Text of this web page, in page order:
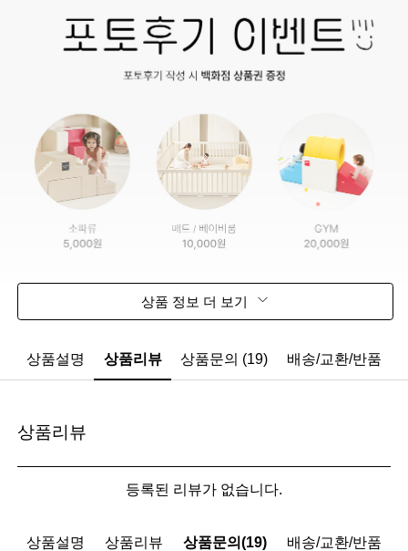
상품 정보 더 보기
상품설명 상품리뷰 상품문의 (19) 배송/교환/반품
상품리뷰
등록된 리뷰가 없습니다.
상품설명 상품리뷰 상품문의(19) 배송/교환/반품